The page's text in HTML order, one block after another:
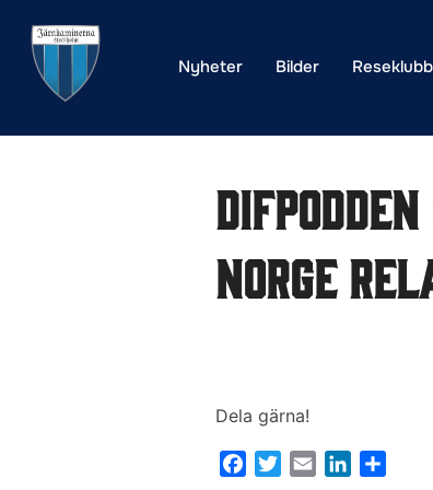
innehåll
Nyheter Bilder
Norge
Dela gärna!